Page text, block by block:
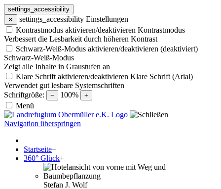
settings_accessibility
✕
settings_accessibility Einstellungen
Kontrastmodus aktivieren/deaktivieren Kontrastmodus
Verbessert die Lesbarkeit durch höheren Kontrast
Schwarz-Weiß-Modus aktivieren/deaktivieren (deaktiviert)
Schwarz-Weiß-Modus
Zeigt alle Inhalte in Graustufen an
Klare Schrift aktivieren/deaktivieren Klare Schrift (Arial)
Verwendet gut lesbare Systemschriften
Schriftgröße:
− 100% +
Menü
Navigation überspringen
Startseite+
360° Glück+
Stefan J. Wolf